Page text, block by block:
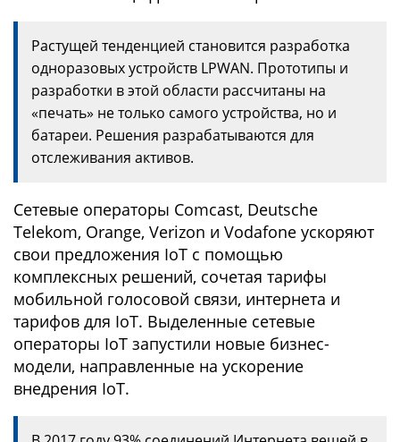
Растущей тенденцией становится разработка
одноразовых устройств LPWAN. Прототипы и
разработки в этой области рассчитаны на
«печать» не только самого устройства, но и
батареи. Решения разрабатываются для
отслеживания активов.
Сетевые операторы Comcast, Deutsche
Telekom, Orange, Verizon и Vodafone ускоряют
свои предложения IoT с помощью
комплексных решений, сочетая тарифы
мобильной голосовой связи, интернета и
тарифов для IoT. Выделенные сетевые
операторы IoT запустили новые бизнес-
модели, направленные на ускорение
внедрения IoT.